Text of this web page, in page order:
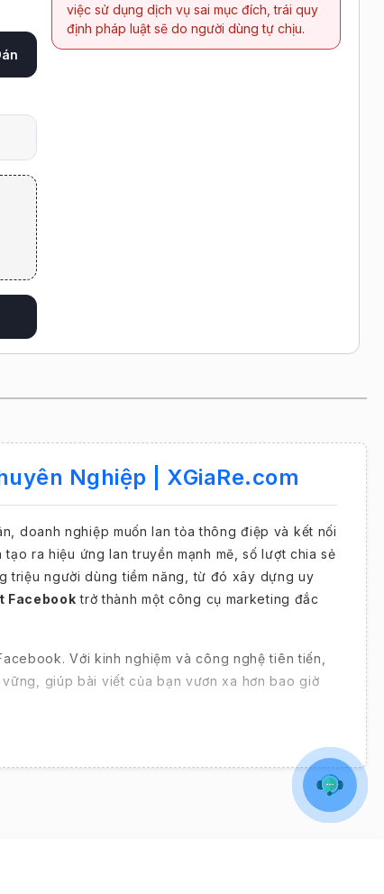
việc sử dụng dịch vụ sai mục đích, trái quy
định pháp luật sẽ do người dùng tự chịu.
Nghiệp | XGiaRe.com
doanh nghiệp muốn lan tỏa thông điệp và kết nối
ra hiệu ứng lan truyền mạnh mẽ, số lượt chia sẻ
triệu người dùng tiềm năng, từ đó xây dựng uy
Facebook trở thành một công cụ marketing đắc
Với kinh nghiệm và công nghệ tiên tiến,
giúp bài viết của bạn vươn xa hơn bao giờ
Khóa Bứt Phá Tương Tác
mạnh mẽ nhất cho mức độ quan tâm và sẵn sàng